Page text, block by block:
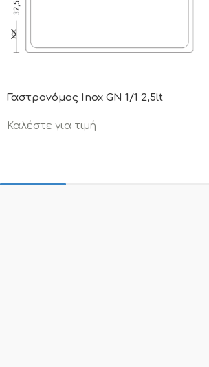
Γαστρονόμος Inox GN 1/1 2,5lt
Καλέστε για τιμή